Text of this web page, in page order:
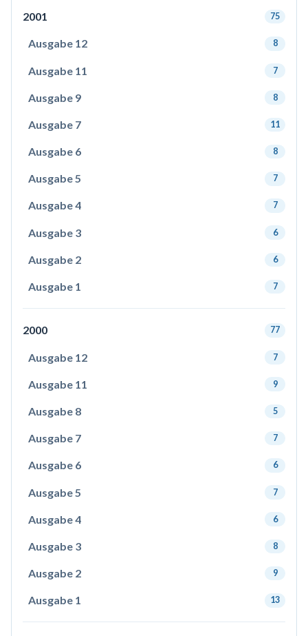
2001 75
Ausgabe 12 8
Ausgabe 11 7
Ausgabe 9 8
Ausgabe 7 11
Ausgabe 6 8
Ausgabe 5 7
Ausgabe 4 7
Ausgabe 3 6
Ausgabe 2 6
Ausgabe 1 7
2000 77
Ausgabe 12 7
Ausgabe 11 9
Ausgabe 8 5
Ausgabe 7 7
Ausgabe 6 6
Ausgabe 5 7
Ausgabe 4 6
Ausgabe 3 8
Ausgabe 2 9
Ausgabe 1 13